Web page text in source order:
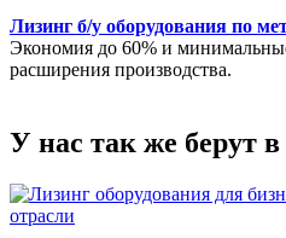
Лизинг б/у оборудования по
Экономия до 60% и
расширения производства.
У нас так же берут